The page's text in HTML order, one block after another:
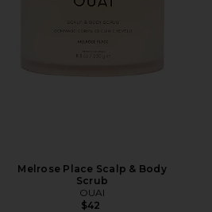
Melrose Place Scalp & Body
Scrub
OUAI
$42